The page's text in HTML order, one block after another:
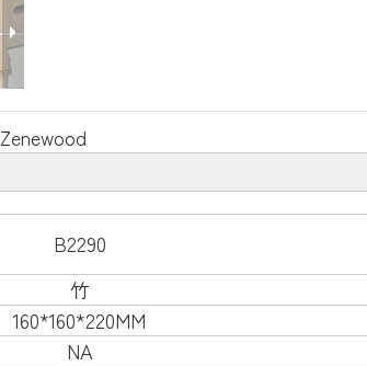
Zenewood
B2290
竹
160*160*220MM
NA